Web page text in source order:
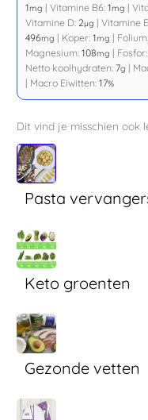
1mg |Vitamine B6:1mg |
Vitamine D: 2µg |Vitamine
496mg | Koper:1mg |
Magnesium:108mg |
Netto koolhydraten: 7g |
| Macro Eiwitten:17%
Dit vind je misschien ook
Pasta
Keto groenten
Gezonde vetten